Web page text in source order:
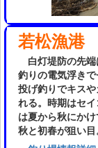
若松漁港
白灯堤防の先端
釣りの電気浮きで
投げ釣りでキス
れる。時期はセ
は夏から秋にか
秋と初春が狙い目